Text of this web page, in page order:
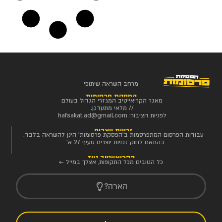
מרחב השראה שיתופי
הפסקת פרסומות
מאגר הקריאייטיב המגזרי הגדול בעולם
// מלאי מתעדכן.
לפניות הציבור: hafsakat.ad@gmail.com
זכויות יוצרים
עבודות הפרסום המתפרסמות ב'הפסקת פרסומות' הינן להשראה בלבד.
בהתאם לחוק זכויות יוצרים סעיף 27 א'
הקריאייטיב ניוז
כל הטובים מכל התקופות, אצלך במייל ←
הארה?